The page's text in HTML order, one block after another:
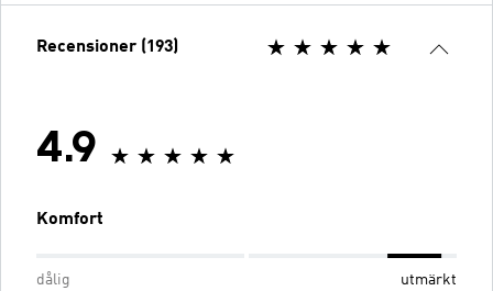
Recensioner (193)
4.9
Komfort
dålig utmärkt